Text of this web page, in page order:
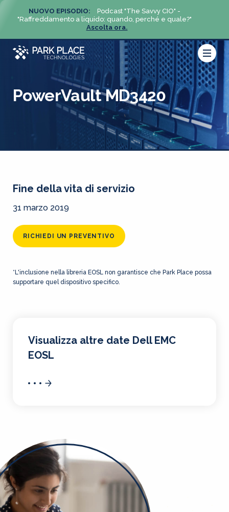
NUOVO EPISODIO:
Podcast "The Savvy CIO" -
"Raffreddamento a liquido: quando, perché e quale?"
Ascolta ora.
PowerVault MD3420
Fine della vita di servizio
31 marzo 2019
RICHIEDI UN PREVENTIVO
*L'inclusione nella libreria EOSL non garantisce che Park Place possa
supportare quel dispositivo specifico.
Visualizza altre date Dell EMC
EOSL